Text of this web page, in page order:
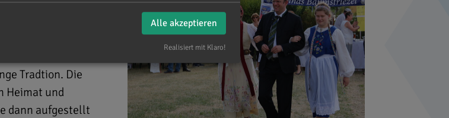
Tradtion. Die
Heimat und
dann aufgestellt
Alle akzeptieren
Realisiert mit Klaro!